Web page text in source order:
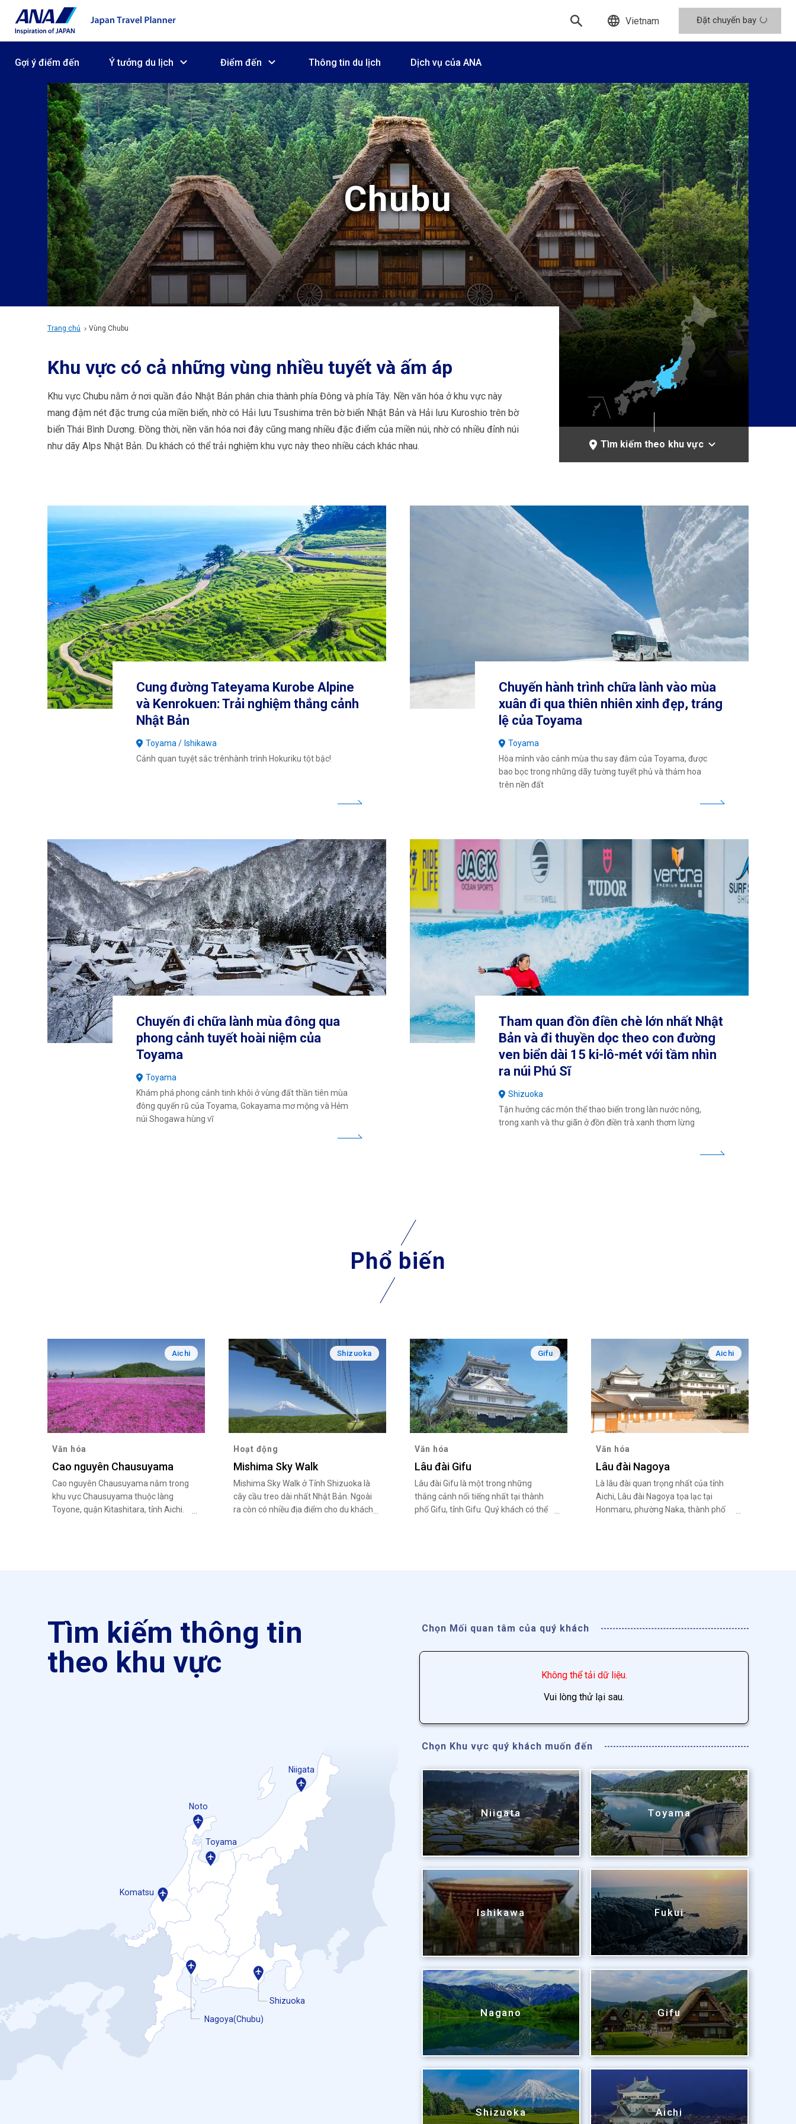
Vietnam Đặt chuyến bay
Gợi ý điểm đến Ý tưởng du lịch Điểm đến Thông tin du lịch Dịch vụ của ANA
Chubu
Tìm kiếm theo khu vực
Trang chủ Vùng Chubu
Khu vực có cả những vùng nhiều tuyết và ấm áp
Khu vực Chubu nằm ở nơi quần đảo Nhật Bản phân chia thành phía Đông và phía Tây. Nền văn hóa ở khu vực này
mang đậm nét đặc trưng của miền biển, nhờ có Hải lưu Tsushima trên bờ biển Nhật Bản và Hải lưu Kuroshio trên bờ
biển Thái Bình Dương. Đồng thời, nền văn hóa nơi đây cũng mang nhiều đặc điểm của miền núi, nhờ có nhiều đỉnh núi
như dãy Alps Nhật Bản. Du khách có thể trải nghiệm khu vực này theo nhiều cách khác nhau.
Cung đường Tateyama Kurobe Alpine
và Kenrokuen: Trải nghiệm thắng cảnh
Nhật Bản
Toyama
Ishikawa
Cảnh quan tuyệt sắc trênhành trình Hokuriku tột bậc!
Chuyến hành trình chữa lành vào mùa
xuân đi qua thiên nhiên xinh đẹp, tráng
lệ của Toyama
Toyama
Hòa mình vào cảnh mùa thu say đắm của Toyama, được
bao bọc trong những dãy tường tuyết phủ và thảm hoa
trên nền đất
Chuyến đi chữa lành mùa đông qua
phong cảnh tuyết hoài niệm của
Toyama
Toyama
Khám phá phong cảnh tinh khôi ở vùng đất thần tiên mùa
đông quyến rũ của Toyama, Gokayama mơ mộng và Hẻm
núi Shogawa hùng vĩ
Tham quan đồn điền chè lớn nhất Nhật
Bản và đi thuyền dọc theo con đường
ven biển dài 15 ki-lô-mét với tầm nhìn
ra núi Phú Sĩ
Shizuoka
Tận hưởng các môn thể thao biển trong làn nước nông,
trong xanh và thư giãn ở đồn điền trà xanh thơm lừng
Phổ biến
Aichi
Văn hóa
Cao nguyên Chausuyama
Cao nguyên Chausuyama nằm trong
khu vực Chausuyama thuộc làng
Toyone, quận Kitashitara, tỉnh Aichi.
Shizuoka
Hoạt động
Mishima Sky Walk
Mishima Sky Walk ở Tỉnh Shizuoka là
cây cầu treo dài nhất Nhật Bản. Ngoài
ra còn có nhiều địa điểm cho du khách
Gifu
Văn hóa
Lâu đài Gifu
Lâu đài Gifu là một trong những
thắng cảnh nổi tiếng nhất tại thành
phố Gifu, tỉnh Gifu. Quý khách có thể
Aichi
Văn hóa
Lâu đài Nagoya
Là lâu đài quan trọng nhất của tỉnh
Aichi, Lâu đài Nagoya tọa lạc tại
Honmaru, phường Naka, thành phố
Tìm kiếm thông tin
theo khu vực
Chọn Mối quan tâm của quý khách
Không thể tải dữ liệu.
Vui lòng thử lại sau.
Chọn Khu vực quý khách muốn đến
Niigata Toyama
Ishikawa Fukui
Nagano Gifu
Shizuoka Aichi
Komatsu
Nagoya(Chubu)
Shizuoka
Niigata
Noto
Toyama